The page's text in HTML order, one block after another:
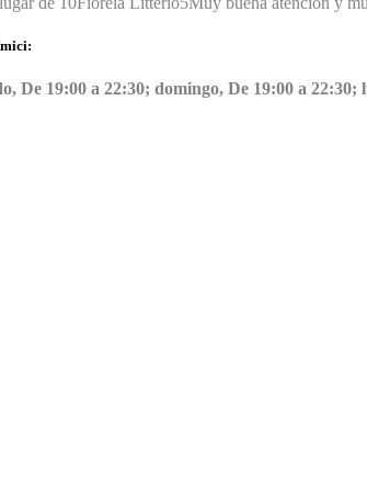
De 19:00 a 22:30; domingo, De 19:00 a